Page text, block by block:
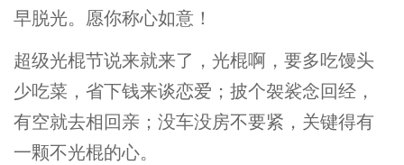
早脱光。愿你称心如意！
超级光棍节说来就来了，光棍啊，要多吃馒头
少吃菜，省下钱来谈恋爱；披个袈裟念回经，
有空就去相回亲；没车没房不要紧，关键得有
一颗不光棍的心。